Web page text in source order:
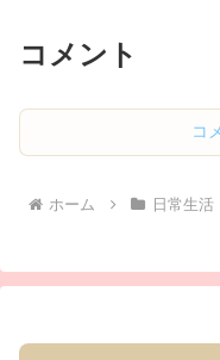
コメント
コ
ホーム 日常生活